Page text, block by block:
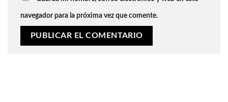
navegador para la próxima vez que comente.